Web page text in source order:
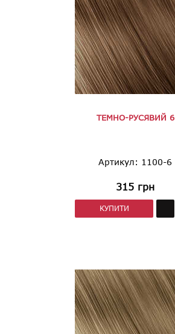
ТЕМНО-РУСЯВИЙ 6
Артикул: 1100-6
315 грн
КУПИТИ